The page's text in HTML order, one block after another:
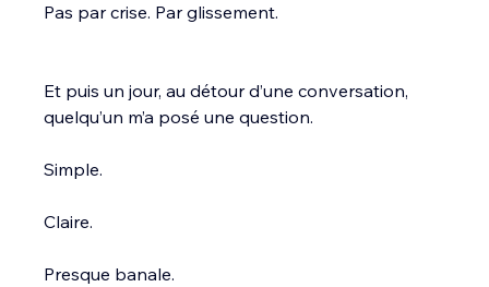
Pas par crise. Par glissement.
Et puis un jour, au détour d’une conversation,
quelqu’un m’a posé une question.
Simple.
Claire.
Presque banale.